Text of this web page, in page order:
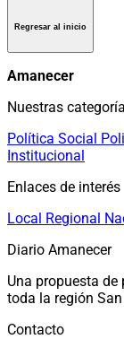
Regresar al inicio
Amanecer
Nuestras
Política Social
Institucional
Enlaces de interés
Local Regional
Diario Amanecer
Una propuesta de
toda la región
Contacto